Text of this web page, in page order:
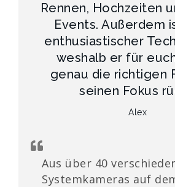
Rennen, Hochzeiten
Events. Außerdem
enthusiastischer
weshalb er für
genau die richtigen
seinen Fokus
Alex
Aus über 40
Systemkameras auf